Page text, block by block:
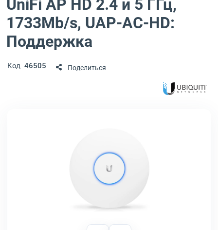
UniFi AP HD 2.4 и 5 ГГц,
1733Mb/s, UAP-AC-HD:
Поддержка
Код 46505 Поделиться